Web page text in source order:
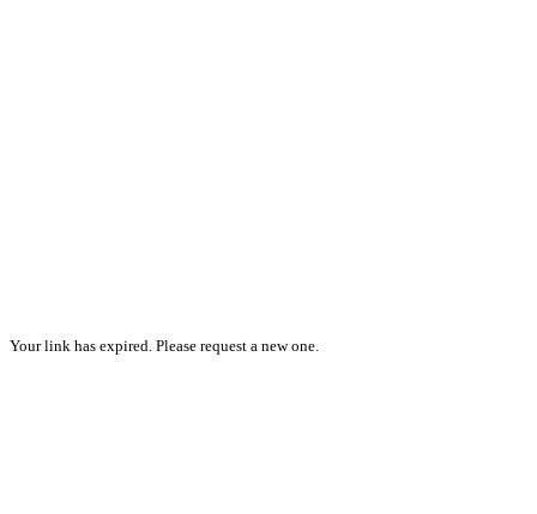
Your link has expired. Please request a new one.